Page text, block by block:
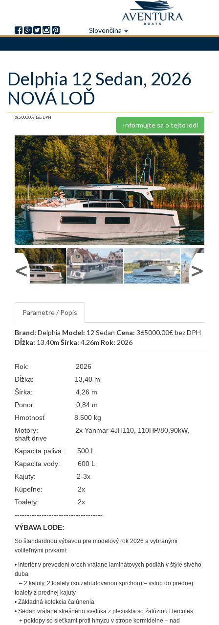
hlavný
obsah
Slovenčina
Delphia 12 Sedan, 2026
NOVÁ LOĎ
Informujte sa o tejto lodi
365.000,00€ bez DPH
Parametre / Popis
Brand: Delphia Model: 12 Sedan Cena: 365000.00€ bez DPH
Dĺžka: 13.40m Šírka: 4.26m Rok: 2026
Rok: 2026
Dĺžka: 13,40 m
Šírka: 4,26 m
Ponor: 0,84 m
Hmotnosť 8.500 kg
Motory: 2x Yanmar 4JH110, 110HP/80,90kW,
shaft drive
Kapacita paliva: 500 L
Kapacita vody: 600 L
Kajuty: 2-3x
Kúpeľne: 2x
Toalety: 2x
------------------------------------
VÝBAVA LODE:
So štandardnou výbavou pre modelový rok 2026 a vybranými
voliteľnými prvkami:
• Interiér v prevedení orech vrátane laminátových podláh v štýle sivého
duba
– 2 kajuty, 2 toalety (so zabudovanou sprchou) – vstup do prednej
toalety z prednej kajuty
• Základná kolekcia čalúnenia
• Sedan vrátane strešného svetlíka z plexiskla so žalúziou Hercules
+ poklopy so sieťkami proti hmyzu v strope kormidelne – nad